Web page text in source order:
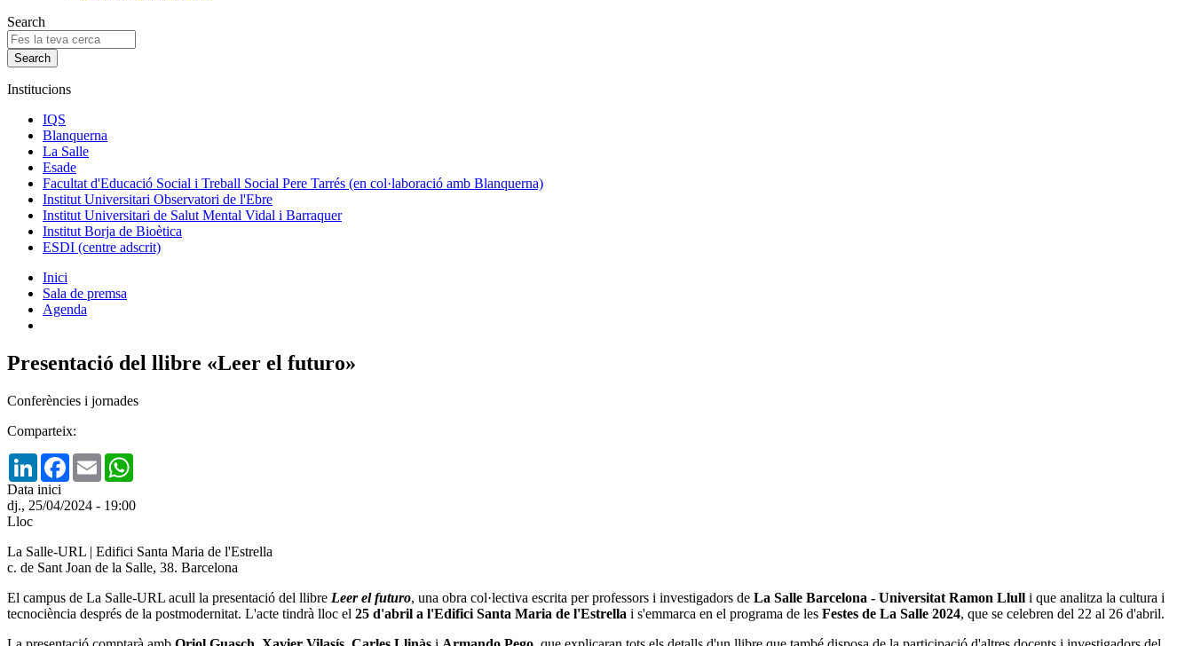
Search
Institucions
IQS
Blanquerna
La Salle
Esade
Facultat d'Educació Social i Treball Social Pere Tarrés (en col·laboració amb Blanquerna)
Institut Universitari Observatori de l'Ebre
Institut Universitari de Salut Mental Vidal i Barraquer
Institut Borja de Bioètica
ESDI (centre adscrit)
Inici
Sala de premsa
Agenda
Presentació del llibre «Leer el futuro»
Conferències i jornades
Comparteix:
LinkedInFacebook
Email
Data inici
dj., 25/04/2024 - 19:00
Lloc
La Salle-URL | Edifici Santa Maria de l'Estrella
c. de Sant Joan de la Salle, 38. Barcelona
El campus de La Salle-URL acull la presentació del llibre Leer el futuro, una obra col·lectiva escrita per professors i investigadors de La Salle Barcelona - Universitat Ramon Llull i que analitza la cultura i
tecnociència després de la postmodernitat. L'acte tindrà lloc el 25 d'abril a l'Edifici Santa Maria de l'Estrella i s'emmarca en el programa de les Festes de La Salle 2024, que se celebren del 22 al 26 d'abril.